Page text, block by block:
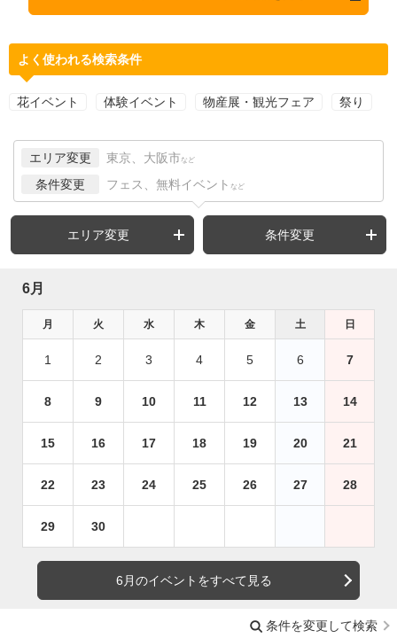
よく使われる検索条件
花イベント 体験イベント 物産展・観光フェア 祭り
エリア変更 東京、大阪市 など
条件変更 フェス、無料イベント など
エリア変更 条件変更
6月
月 火 水 木 金 土 日
1 2 3 4 5 6 7
8 9 10 11 12 13 14
15 16 17 18 19 20 21
22 23 24 25 26 27 28
29 30
6月のイベントをすべて見る
条件を変更して検索